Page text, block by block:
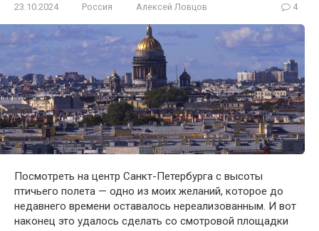
23.10.2024 Россия Алексей Ловцов 4
Посмотреть на центр Санкт-Петербурга с высоты
птичьего полета — одно из моих желаний, которое до
недавнего времени оставалось нереализованным. И вот
наконец это удалось сделать со смотровой площадки